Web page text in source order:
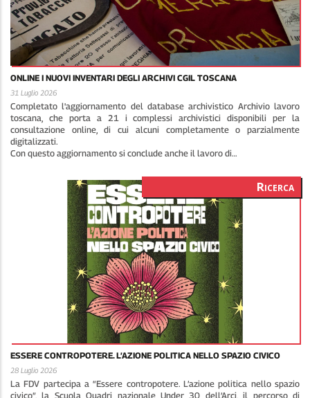
ONLINE I NUOVI INVENTARI DEGLI ARCHIVI CGIL TOSCANA
31 Luglio 2026
Completato l'aggiornamento del database archivistico Archivio lavoro
toscana, che porta a 21 i complessi archivistici disponibili per la
consultazione online, di cui alcuni completamente o parzialmente
digitalizzati.
Con questo aggiornamento si conclude anche il lavoro di…
Ricerca
ESSERE CONTROPOTERE. L’AZIONE POLITICA NELLO SPAZIO CIVICO
28 Luglio 2026
La FDV partecipa a “Essere contropotere. L’azione politica nello spazio
civico”, la Scuola Quadri nazionale Under 30 dell’Arci, il percorso di